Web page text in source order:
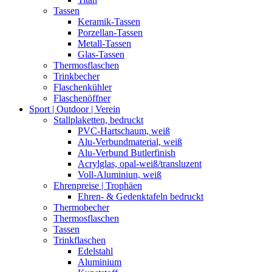
Tassen
Keramik-Tassen
Porzellan-Tassen
Metall-Tassen
Glas-Tassen
Thermosflaschen
Trinkbecher
Flaschenkühler
Flaschenöffner
Sport | Outdoor | Verein
Stallplaketten,­ bedruckt
PVC-Hartschaum, weiß
Alu-Verbundmaterial, weiß
Alu-Verbund Butlerfinish
Acrylglas, opal-weiß/transluzent
Voll-Aluminiun, weiß
Ehrenpreise | Trophäen
Ehren- & Gedenktafeln bedruckt
Thermobecher
Thermosflaschen
Tassen
Trinkflaschen
Edelstahl
Aluminium